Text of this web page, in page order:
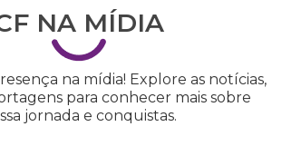
NA MÍDIA
na mídia! Explore as notícias,
para conhecer mais sobre
jornada e conquistas.